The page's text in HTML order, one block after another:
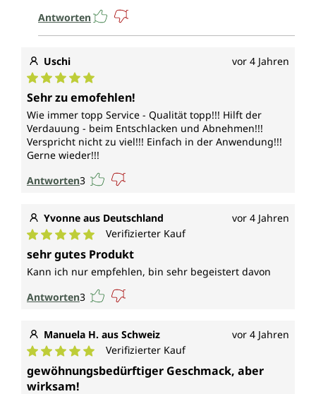
Antworten
Uschi vor 4 Jahren
Durchschnittliche Bewertung von 5 von 5 Sternen
Sehr zu emofehlen!
Wie immer topp Service - Qualität topp!!! Hilft der
Verdauung - beim Entschlacken und Abnehmen!!!
Verspricht nicht zu viel!!! Einfach in der Anwendung!!!
Gerne wieder!!!
Antworten3
Yvonne aus Deutschland vor 4 Jahren
Durchschnittliche Bewertung von 5 von 5 Sternen
Verifizierter Kauf
sehr gutes Produkt
Kann ich nur empfehlen, bin sehr begeistert davon
Antworten3
Manuela H. aus Schweiz vor 4 Jahren
Durchschnittliche Bewertung von 5 von 5 Sternen
Verifizierter Kauf
gewöhnungsbedürftiger Geschmack, aber
wirksam!